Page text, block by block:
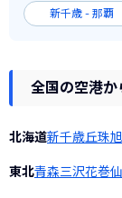
新千歳 - 那覇
全国の空港か
北海道新千歳丘珠
東北青森三沢花巻